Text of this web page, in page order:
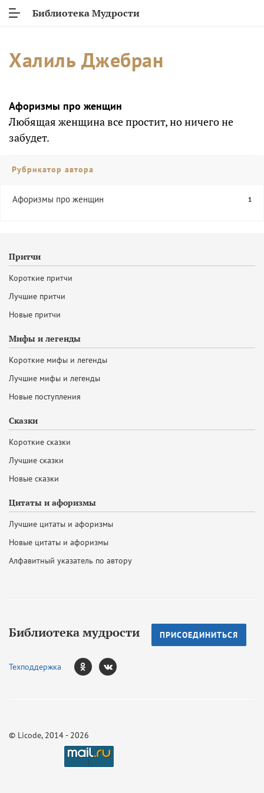
Библиотека Мудрости
Халиль Джебран
Афоризмы про женщин
Любящая женщина все простит, но ничего не
забудет.
Рубрикатор автора
Афоризмы про женщин 1
Притчи
Короткие притчи
Лучшие притчи
Новые притчи
Мифы и легенды
Короткие мифы и легенды
Лучшие мифы и легенды
Новые поступления
Сказки
Короткие сказки
Лучшие сказки
Новые сказки
Цитаты и афоризмы
Лучшие цитаты и афоризмы
Новые цитаты и афоризмы
Алфавитный указатель по автору
Библиотека мудрости ПРИСОЕДИНИТЬСЯ
Техподдержка
© Licode, 2014 - 2026